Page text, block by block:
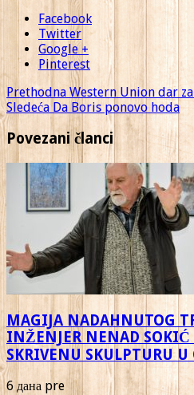
Facebook
Twitter
Google +
Pinterest
PrethodnaWestern Union dar za
SledećaDa Boris ponovo hoda
Povezani članci
MAGIJA NADAHNUTOG
INŽENJER NENAD SOKIĆ
SKRIVENU SKULPTURU U
6 дана pre